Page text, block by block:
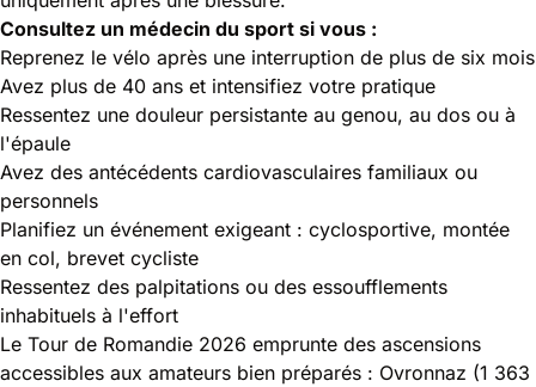
Consultez un médecin du sport si vous :
Reprenez le vélo après une interruption de plus de six mois
Avez plus de 40 ans et intensifiez votre pratique
Ressentez une douleur persistante au genou, au dos ou à
l'épaule
Avez des antécédents cardiovasculaires familiaux ou
personnels
Planifiez un événement exigeant : cyclosportive, montée
en col, brevet cycliste
Ressentez des palpitations ou des essoufflements
inhabituels à l'effort
Le Tour de Romandie 2026 emprunte des ascensions
accessibles aux amateurs bien préparés : Ovronnaz (1 363